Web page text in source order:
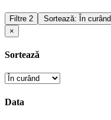
Filtre 2
Sortează: În curând
×
Sortează
Data